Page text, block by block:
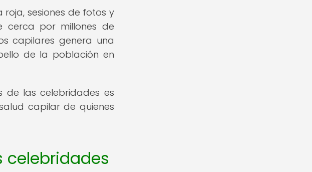
sesiones de fotos y
cerca por millones de
capilares genera una
de la población en
de las celebridades es
capilar de quienes
celebridades